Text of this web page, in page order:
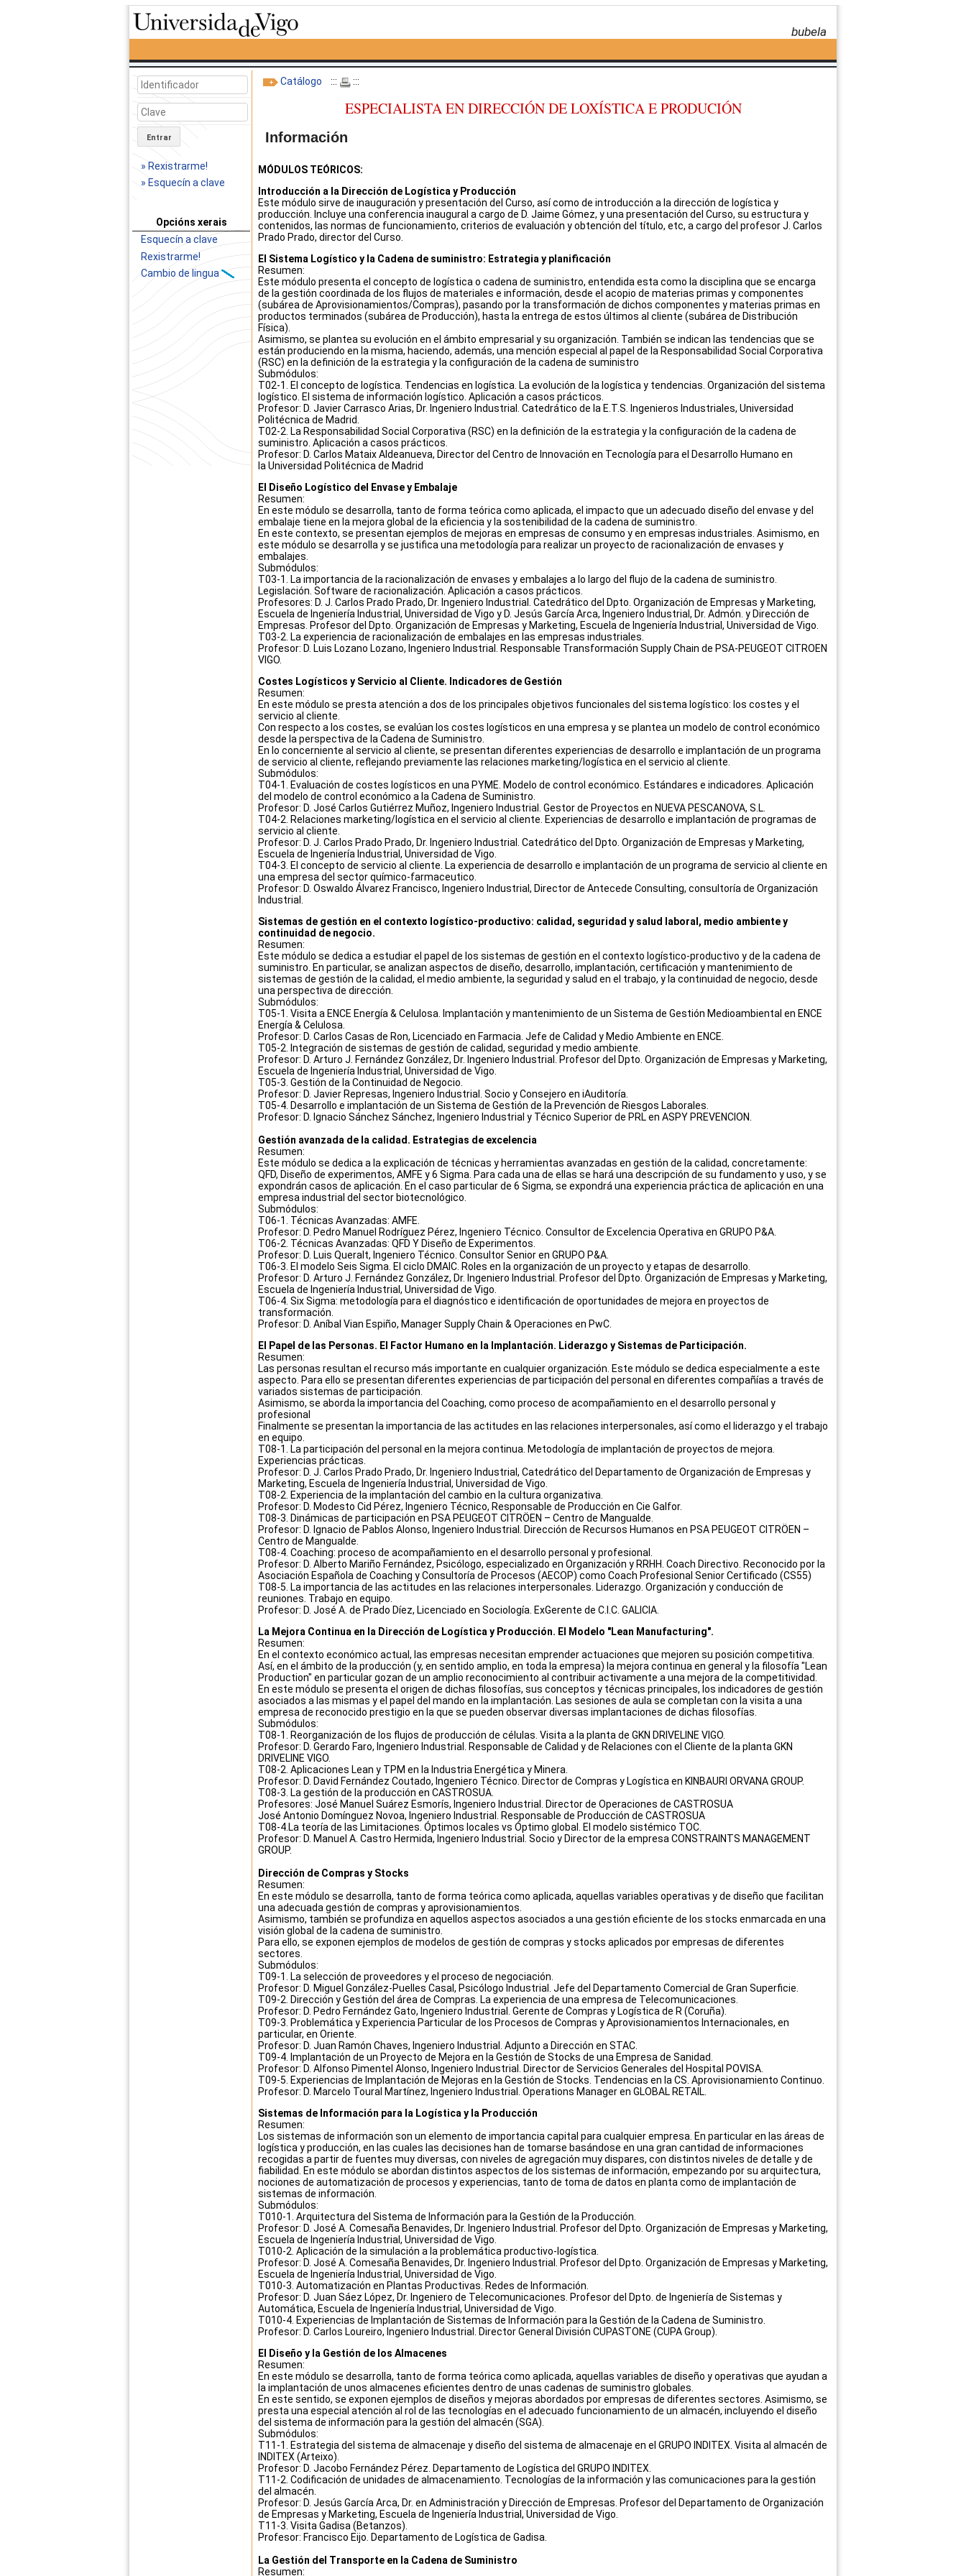
bubela
Entrar
» Rexistrarme!
» Esquecín a clave
Opcións xerais
Esquecín a clave
Rexistrarme!
Cambio de lingua
Catálogo ::: :::
ESPECIALISTA EN DIRECCIÓN DE LOXÍSTICA E PRODUCIÓN
Información
MÓDULOS TEÓRICOS:
Introducción a la Dirección de Logística y Producción
Este módulo sirve de inauguración y presentación del Curso, así como de introducción a la dirección de logística y
producción. Incluye una conferencia inaugural a cargo de D. Jaime Gómez, y una presentación del Curso, su estructura y
contenidos, las normas de funcionamiento, criterios de evaluación y obtención del título, etc, a cargo del profesor J. Carlos
Prado Prado, director del Curso.
El Sistema Logístico y la Cadena de suministro: Estrategia y planificación
Resumen:
Este módulo presenta el concepto de logística o cadena de suministro, entendida esta como la disciplina que se encarga
de la gestión coordinada de los flujos de materiales e información, desde el acopio de materias primas y componentes
(subárea de Aprovisionamientos/Compras), pasando por la transformación de dichos componentes y materias primas en
productos terminados (subárea de Producción), hasta la entrega de estos últimos al cliente (subárea de Distribución
Física).
Asimismo, se plantea su evolución en el ámbito empresarial y su organización. También se indican las tendencias que se
están produciendo en la misma, haciendo, además, una mención especial al papel de la Responsabilidad Social Corporativa
(RSC) en la definición de la estrategia y la configuración de la cadena de suministro
Submódulos:
T02-1. El concepto de logística. Tendencias en logística. La evolución de la logística y tendencias. Organización del sistema
logístico. El sistema de información logístico. Aplicación a casos prácticos.
Profesor: D. Javier Carrasco Arias, Dr. Ingeniero Industrial. Catedrático de la E.T.S. Ingenieros Industriales, Universidad
Politécnica de Madrid.
T02-2. La Responsabilidad Social Corporativa (RSC) en la definición de la estrategia y la configuración de la cadena de
suministro. Aplicación a casos prácticos.
Profesor: D. Carlos Mataix Aldeanueva, Director del Centro de Innovación en Tecnología para el Desarrollo Humano en
la Universidad Politécnica de Madrid
El Diseño Logístico del Envase y Embalaje
Resumen:
En este módulo se desarrolla, tanto de forma teórica como aplicada, el impacto que un adecuado diseño del envase y del
embalaje tiene en la mejora global de la eficiencia y la sostenibilidad de la cadena de suministro.
En este contexto, se presentan ejemplos de mejoras en empresas de consumo y en empresas industriales. Asimismo, en
este módulo se desarrolla y se justifica una metodología para realizar un proyecto de racionalización de envases y
embalajes.
Submódulos:
T03-1. La importancia de la racionalización de envases y embalajes a lo largo del flujo de la cadena de suministro.
Legislación. Software de racionalización. Aplicación a casos prácticos.
Profesores: D. J. Carlos Prado Prado, Dr. Ingeniero Industrial. Catedrático del Dpto. Organización de Empresas y Marketing,
Escuela de Ingeniería Industrial, Universidad de Vigo y D. Jesús García Arca, Ingeniero Industrial, Dr. Admón. y Dirección de
Empresas. Profesor del Dpto. Organización de Empresas y Marketing, Escuela de Ingeniería Industrial, Universidad de Vigo.
T03-2. La experiencia de racionalización de embalajes en las empresas industriales.
Profesor: D. Luis Lozano Lozano, Ingeniero Industrial. Responsable Transformación Supply Chain de PSA-PEUGEOT CITROEN
VIGO.
Costes Logísticos y Servicio al Cliente. Indicadores de Gestión
Resumen:
En este módulo se presta atención a dos de los principales objetivos funcionales del sistema logístico: los costes y el
servicio al cliente.
Con respecto a los costes, se evalúan los costes logísticos en una empresa y se plantea un modelo de control económico
desde la perspectiva de la Cadena de Suministro.
En lo concerniente al servicio al cliente, se presentan diferentes experiencias de desarrollo e implantación de un programa
de servicio al cliente, reflejando previamente las relaciones marketing/logística en el servicio al cliente.
Submódulos:
T04-1. Evaluación de costes logísticos en una PYME. Modelo de control económico. Estándares e indicadores. Aplicación
del modelo de control económico a la Cadena de Suministro.
Profesor: D. José Carlos Gutiérrez Muñoz, Ingeniero Industrial. Gestor de Proyectos en NUEVA PESCANOVA, S.L.
T04-2. Relaciones marketing/logística en el servicio al cliente. Experiencias de desarrollo e implantación de programas de
servicio al cliente.
Profesor: D. J. Carlos Prado Prado, Dr. Ingeniero Industrial. Catedrático del Dpto. Organización de Empresas y Marketing,
Escuela de Ingeniería Industrial, Universidad de Vigo.
T04-3. El concepto de servicio al cliente. La experiencia de desarrollo e implantación de un programa de servicio al cliente en
una empresa del sector químico-farmaceutico.
Profesor: D. Oswaldo Álvarez Francisco, Ingeniero Industrial, Director de Antecede Consulting, consultoría de Organización
Industrial.
Sistemas de gestión en el contexto logístico-productivo: calidad, seguridad y salud laboral, medio ambiente y
continuidad de negocio.
Resumen:
Este módulo se dedica a estudiar el papel de los sistemas de gestión en el contexto logístico-productivo y de la cadena de
suministro. En particular, se analizan aspectos de diseño, desarrollo, implantación, certificación y mantenimiento de
sistemas de gestión de la calidad, el medio ambiente, la seguridad y salud en el trabajo, y la continuidad de negocio, desde
una perspectiva de dirección.
Submódulos:
T05-1. Visita a ENCE Energía & Celulosa. Implantación y mantenimiento de un Sistema de Gestión Medioambiental en ENCE
Energía & Celulosa.
Profesor: D. Carlos Casas de Ron, Licenciado en Farmacia. Jefe de Calidad y Medio Ambiente en ENCE.
T05-2. Integración de sistemas de gestión de calidad, seguridad y medio ambiente.
Profesor: D. Arturo J. Fernández González, Dr. Ingeniero Industrial. Profesor del Dpto. Organización de Empresas y Marketing,
Escuela de Ingeniería Industrial, Universidad de Vigo.
T05-3. Gestión de la Continuidad de Negocio.
Profesor: D. Javier Represas, Ingeniero Industrial. Socio y Consejero en iAuditoría
T05-4. Desarrollo e implantación de un Sistema de Gestión de la Prevención de Riesgos Laborales.
Profesor: D. Ignacio Sánchez Sánchez, Ingeniero Industrial y Técnico Superior de PRL en ASPY PREVENCION
Gestión avanzada de la calidad. Estrategias de excelencia
Resumen:
Este módulo se dedica a la explicación de técnicas y herramientas avanzadas en gestión de la calidad, concretamente:
QFD, Diseño de experimentos, AMFE y 6 Sigma. Para cada una de ellas se hará una descripción de su fundamento y uso, y se
expondrán casos de aplicación. En el caso particular de 6 Sigma, se expondrá una experiencia práctica de aplicación en una
empresa industrial del sector biotecnológico.
Submódulos:
T06-1. Técnicas Avanzadas: AMFE.
Profesor: D. Pedro Manuel Rodríguez Pérez, Ingeniero Técnico. Consultor de Excelencia Operativa en GRUPO P&A.
T06-2. Técnicas Avanzadas: QFD Y Diseño de Experimentos.
Profesor: D. Luis Queralt, Ingeniero Técnico. Consultor Senior en GRUPO P&A.
T06-3. El modelo Seis Sigma. El ciclo DMAIC. Roles en la organización de un proyecto y etapas de desarrollo.
Profesor: D. Arturo J. Fernández González, Dr. Ingeniero Industrial. Profesor del Dpto. Organización de Empresas y Marketing,
Escuela de Ingeniería Industrial, Universidad de Vigo.
T06-4. Six Sigma: metodología para el diagnóstico e identificación de oportunidades de mejora en proyectos de
transformación
Profesor: D. Aníbal Vian Espiño, Manager Supply Chain & Operaciones en PwC.
El Papel de las Personas. El Factor Humano en la Implantación. Liderazgo y Sistemas de Participación.
Resumen:
Las personas resultan el recurso más importante en cualquier organización. Este módulo se dedica especialmente a este
aspecto. Para ello se presentan diferentes experiencias de participación del personal en diferentes compañías a través de
variados sistemas de participación.
Asimismo, se aborda la importancia del Coaching, como proceso de acompañamiento en el desarrollo personal y
profesional
Finalmente se presentan la importancia de las actitudes en las relaciones interpersonales, así como el liderazgo y el trabajo
en equipo.
T08-1. La participación del personal en la mejora continua. Metodología de implantación de proyectos de mejora.
Experiencias prácticas.
Profesor: D. J. Carlos Prado Prado, Dr. Ingeniero Industrial, Catedrático del Departamento de Organización de Empresas y
Marketing, Escuela de Ingeniería Industrial, Universidad de Vigo.
T08-2. Experiencia de la implantación del cambio en la cultura organizativa.
Profesor: D. Modesto Cid Pérez, Ingeniero Técnico, Responsable de Producción en Cie Galfor.
T08-3. Dinámicas de participación en PSA PEUGEOT CITRÖEN – Centro de Mangualde.
Profesor: D. Ignacio de Pablos Alonso, Ingeniero Industrial. Dirección de Recursos Humanos en PSA PEUGEOT CITRÖEN –
Centro de Mangualde.
T08-4. Coaching: proceso de acompañamiento en el desarrollo personal y profesional.
Profesor: D. Alberto Mariño Fernández, Psicólogo, especializado en Organización y RRHH. Coach Directivo. Reconocido por la
Asociación Española de Coaching y Consultoría de Procesos (AECOP) como Coach Profesional Senior Certificado (CS55)
T08-5. La importancia de las actitudes en las relaciones interpersonales. Liderazgo. Organización y conducción de
reuniones. Trabajo en equipo.
Profesor: D. José A. de Prado Díez, Licenciado en Sociología. ExGerente de C.I.C. GALICIA.
La Mejora Continua en la Dirección de Logística y Producción. El Modelo "Lean Manufacturing".
Resumen:
En el contexto económico actual, las empresas necesitan emprender actuaciones que mejoren su posición competitiva.
Así, en el ámbito de la producción (y, en sentido amplio, en toda la empresa) la mejora continua en general y la filosofía "Lean
Production" en particular gozan de un amplio reconocimiento al contribuir activamente a una mejora de la competitividad.
En este módulo se presenta el origen de dichas filosofías, sus conceptos y técnicas principales, los indicadores de gestión
asociados a las mismas y el papel del mando en la implantación. Las sesiones de aula se completan con la visita a una
empresa de reconocido prestigio en la que se pueden observar diversas implantaciones de dichas filosofías.
Submódulos:
T08-1. Reorganización de los flujos de producción de células. Visita a la planta de GKN DRIVELINE VIGO.
Profesor: D. Gerardo Faro, Ingeniero Industrial. Responsable de Calidad y de Relaciones con el Cliente de la planta GKN
DRIVELINE VIGO.
T08-2. Aplicaciones Lean y TPM en la Industria Energética y Minera.
Profesor: D. David Fernández Coutado, Ingeniero Técnico. Director de Compras y Logística en KINBAURI ORVANA GROUP.
T08-3. La gestión de la producción en CASTROSUA.
Profesores: José Manuel Suárez Esmorís, Ingeniero Industrial. Director de Operaciones de CASTROSUA
José Antonio Domínguez Novoa, Ingeniero Industrial. Responsable de Producción de CASTROSUA
T08-4.La teoría de las Limitaciones. Óptimos locales vs Óptimo global. El modelo sistémico TOC.
Profesor: D. Manuel A. Castro Hermida, Ingeniero Industrial. Socio y Director de la empresa CONSTRAINTS MANAGEMENT
GROUP.
Dirección de Compras y Stocks
Resumen:
En este módulo se desarrolla, tanto de forma teórica como aplicada, aquellas variables operativas y de diseño que facilitan
una adecuada gestión de compras y aprovisionamientos.
Asimismo, también se profundiza en aquellos aspectos asociados a una gestión eficiente de los stocks enmarcada en una
visión global de la cadena de suministro.
Para ello, se exponen ejemplos de modelos de gestión de compras y stocks aplicados por empresas de diferentes
sectores.
Submódulos:
T09-1. La selección de proveedores y el proceso de negociación.
Profesor: D. Miguel González-Puelles Casal, Psicólogo Industrial. Jefe del Departamento Comercial de Gran Superficie.
T09-2. Dirección y Gestión del área de Compras. La experiencia de una empresa de Telecomunicaciones.
Profesor: D. Pedro Fernández Gato, Ingeniero Industrial. Gerente de Compras y Logística de R (Coruña).
T09-3. Problemática y Experiencia Particular de los Procesos de Compras y Aprovisionamientos Internacionales, en
particular, en Oriente.
Profesor: D. Juan Ramón Chaves, Ingeniero Industrial. Adjunto a Dirección en STAC.
T09-4. Implantación de un Proyecto de Mejora en la Gestión de Stocks de una Empresa de Sanidad.
Profesor: D. Alfonso Pimentel Alonso, Ingeniero Industrial. Director de Servicios Generales del Hospital POVISA.
T09-5. Experiencias de Implantación de Mejoras en la Gestión de Stocks. Tendencias en la CS. Aprovisionamiento Continuo.
Profesor: D. Marcelo Toural Martínez, Ingeniero Industrial. Operations Manager en GLOBAL RETAIL.
Sistemas de Información para la Logística y la Producción
Resumen:
Los sistemas de información son un elemento de importancia capital para cualquier empresa. En particular en las áreas de
logística y producción, en las cuales las decisiones han de tomarse basándose en una gran cantidad de informaciones
recogidas a partir de fuentes muy diversas, con niveles de agregación muy dispares, con distintos niveles de detalle y de
fiabilidad. En este módulo se abordan distintos aspectos de los sistemas de información, empezando por su arquitectura,
nociones de automatización de procesos y experiencias, tanto de toma de datos en planta como de implantación de
sistemas de información.
Submódulos:
T010-1. Arquitectura del Sistema de Información para la Gestión de la Producción.
Profesor: D. José A. Comesaña Benavides, Dr. Ingeniero Industrial. Profesor del Dpto. Organización de Empresas y Marketing,
Escuela de Ingeniería Industrial, Universidad de Vigo.
T010-2. Aplicación de la simulación a la problemática productivo-logística.
Profesor: D. José A. Comesaña Benavides, Dr. Ingeniero Industrial. Profesor del Dpto. Organización de Empresas y Marketing,
Escuela de Ingeniería Industrial, Universidad de Vigo.
T010-3. Automatización en Plantas Productivas. Redes de Información.
Profesor: D. Juan Sáez López, Dr. Ingeniero de Telecomunicaciones. Profesor del Dpto. de Ingeniería de Sistemas y
Automática, Escuela de Ingeniería Industrial, Universidad de Vigo.
T010-4. Experiencias de Implantación de Sistemas de Información para la Gestión de la Cadena de Suministro.
Profesor: D. Carlos Loureiro, Ingeniero Industrial. Director General División CUPASTONE (CUPA Group).
El Diseño y la Gestión de los Almacenes
Resumen:
En este módulo se desarrolla, tanto de forma teórica como aplicada, aquellas variables de diseño y operativas que ayudan a
la implantación de unos almacenes eficientes dentro de unas cadenas de suministro globales.
En este sentido, se exponen ejemplos de diseños y mejoras abordados por empresas de diferentes sectores. Asimismo, se
presta una especial atención al rol de las tecnologías en el adecuado funcionamiento de un almacén, incluyendo el diseño
del sistema de información para la gestión del almacén (SGA).
Submódulos:
T11-1. Estrategia del sistema de almacenaje y diseño del sistema de almacenaje en el GRUPO INDITEX. Visita al almacén de
INDITEX (Arteixo).
Profesor: D. Jacobo Fernández Pérez. Departamento de Logística del GRUPO INDITEX.
T11-2. Codificación de unidades de almacenamiento. Tecnologías de la información y las comunicaciones para la gestión
del almacén.
Profesor: D. Jesús García Arca, Dr. en Administración y Dirección de Empresas. Profesor del Departamento de Organización
de Empresas y Marketing, Escuela de Ingeniería Industrial, Universidad de Vigo.
T11-3. Visita Gadisa (Betanzos).
Profesor: Francisco Eijo. Departamento de Logística de Gadisa.
La Gestión del Transporte en la Cadena de Suministro
Resumen: